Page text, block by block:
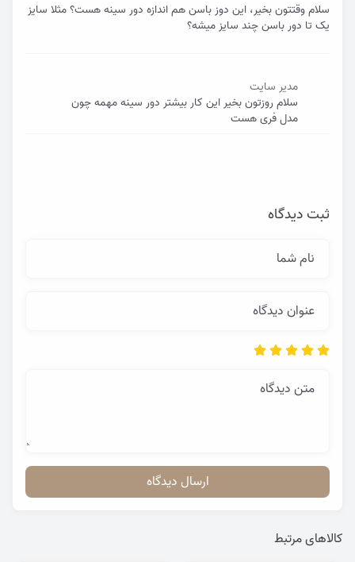
ثبت دیدگاه
نام شما
عنوان دیدگاه
متن دیدگاه
ارسال دیدگاه
سلام وقتتون بخیر، این دوز باسن هم اندازه دور سینه هست؟ مثلا سایز
یک تا دور باسن چند سایز میشه؟
مدیر سایت
سلام روزتون بخیر این کار بیشتر دور سینه مهمه چون
مدل فری هست
کالاهای مرتبط